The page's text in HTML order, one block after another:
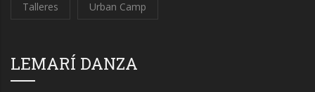
Talleres Urban Camp
LEMARÍ DANZA